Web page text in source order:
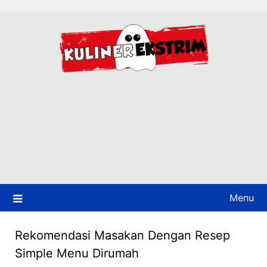
Menu
Rekomendasi Masakan Dengan Resep
Simple Menu Dirumah